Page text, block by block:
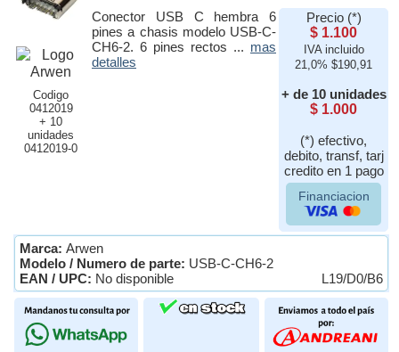
Codigo
0412019
+ 10
unidades
0412019-0
Conector USB C hembra 6
pines a chasis modelo USB-C-
CH6-2. 6 pines rectos ... mas
detalles
Precio (*)
$ 1.100
IVA incluido
21,0% $190,91
+ de 10 unidades
$ 1.000
(*) efectivo,
debito, transf, tarj
credito en 1 pago
Financiacion
Marca: Arwen
Modelo / Numero de parte: USB-C-CH6-2
EAN / UPC: No disponible L19/D0/B6